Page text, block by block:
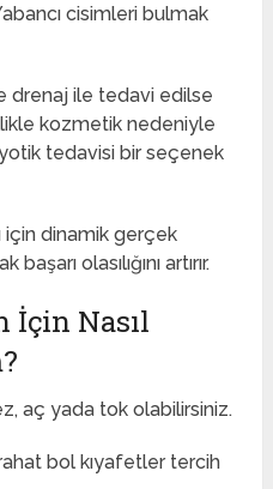
cisimleri bulmak
drenaj ile tedavi edilse
kozmetik nedeniyle
tedavisi bir seçenek
için dinamik gerçek
olasılığını artırır.
İçin Nasıl
aç yada tok olabilirsiniz.
bol kıyafetler tercih